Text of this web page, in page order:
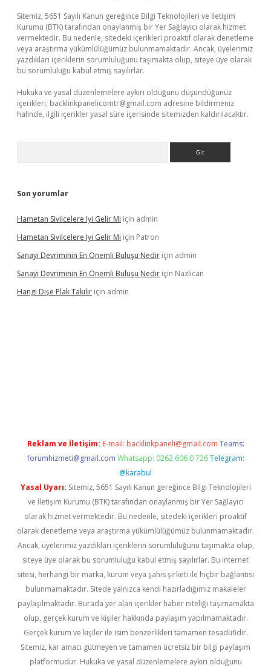
Sitemiz, 5651 Sayılı Kanun gereğince Bilgi Teknolojileri ve İletişim
Kurumu (BTK) tarafından onaylanmış bir Yer Sağlayıcı olarak hizmet
vermektedir. Bu nedenle, sitedeki içerikleri proaktif olarak denetleme
veya araştırma yükümlülüğümüz bulunmamaktadır. Ancak, üyelerimiz
yazdıkları içeriklerin sorumluluğunu taşımakta olup, siteye üye olarak
bu sorumluluğu kabul etmiş sayılırlar.
Hukuka ve yasal düzenlemelere aykırı olduğunu düşündüğünüz
içerikleri, backlinkpanelicomtr@gmail.com adresine bildirmeniz
halinde, ilgili içerikler yasal süre içerisinde sitemizden kaldırılacaktır.
Son yorumlar
Hametan Sivilcelere Iyi Gelir Mi için admin
Hametan Sivilcelere Iyi Gelir Mi için Patron
Sanayi Devriminin En Önemli Buluşu Nedir için admin
Sanayi Devriminin En Önemli Buluşu Nedir için Nazlıcan
Hangi Dişe Plak Takılır için admin
Reklam ve İletişim: E-mail: backlinkpaneli@gmail.com Teams:
forumhizmeti@gmail.com Whatsapp: 0262 606 0 726 Telegram:
@karabul
Yasal Uyarı: Sitemiz, 5651 Sayılı Kanun gereğince Bilgi Teknolojileri
ve İletişim Kurumu (BTK) tarafından onaylanmış bir Yer Sağlayıcı
olarak hizmet vermektedir. Bu nedenle, sitedeki içerikleri proaktif
olarak denetleme veya araştırma yükümlülüğümüz bulunmamaktadır.
Ancak, üyelerimiz yazdıkları içeriklerin sorumluluğunu taşımakta olup,
siteye üye olarak bu sorumluluğu kabul etmiş sayılırlar. Bu internet
sitesi, herhangi bir marka, kurum veya şahıs şirketi ile hiçbir bağlantısı
bulunmamaktadır. Sitede yalnızca kendi hazırladığımız makaleler
paylaşılmaktadır. Burada yer alan içerikler haber niteliği taşımamakta
olup, gerçek kurum ve kişiler hakkında paylaşım yapılmamaktadır.
Gerçek kurum ve kişiler ile isim benzerlikleri tamamen tesadüfidir.
Sitemiz, kar amacı gütmeyen ve tamamen ücretsiz bir bilgi paylaşım
platformudur. Hukuka ve yasal düzenlemelere aykırı olduğunu